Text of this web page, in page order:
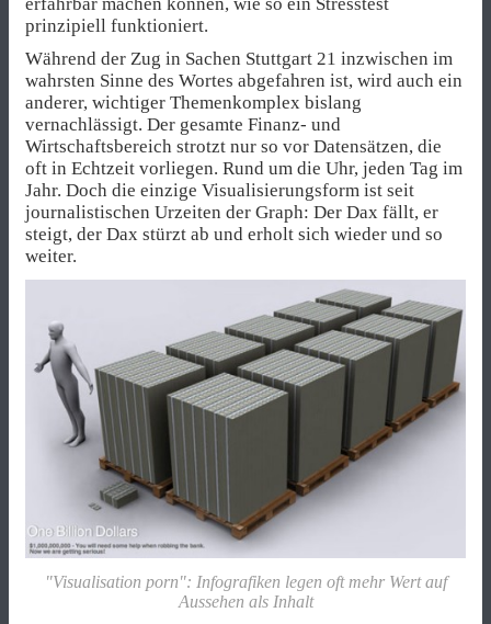
prinzipiell funktioniert.
Während der Zug in Sachen Stuttgart 21 inzwischen im
wahrsten Sinne des Wortes abgefahren ist, wird auch ein
anderer, wichtiger Themenkomplex bislang
vernachlässigt. Der gesamte Finanz- und
Wirtschaftsbereich strotzt nur so vor Datensätzen, die
oft in Echtzeit vorliegen. Rund um die Uhr, jeden Tag im
Jahr. Doch die einzige Visualisierungsform ist seit
journalistischen Urzeiten der Graph: Der Dax fällt, er
steigt, der Dax stürzt ab und erholt sich wieder und so
weiter.
"Visualisation porn": Infografiken legen oft mehr Wert auf
Aussehen als Inhalt